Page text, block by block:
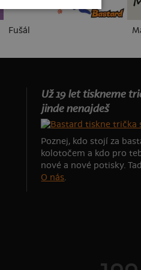
Fušál
Už 19 let tiskneme
jinde nenajdeš
Poznej, kdo stojí za
kolotočem a kdo pro
nové a nové potisky.
O nás.